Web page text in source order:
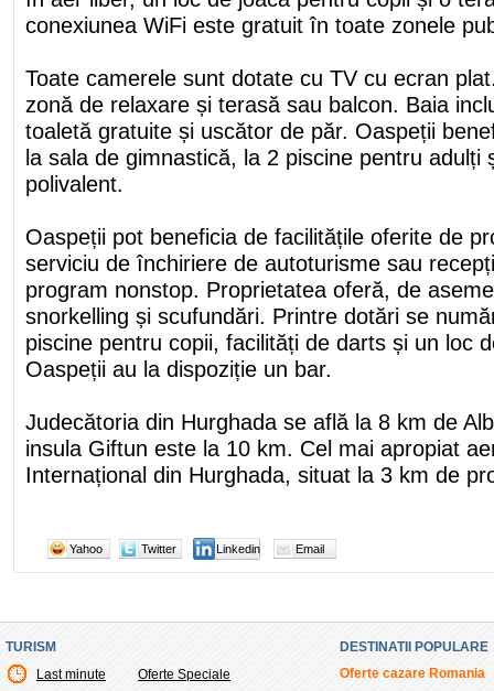
conexiunea WiFi este gratuit în toate zonele
Toate camerele sunt dotate cu TV cu ecran
zonă de relaxare și terasă sau balcon. Baia
toaletă gratuite și uscător de păr. Oaspeții
la sala de gimnastică, la 2 piscine pentru adulți
polivalent.
Oaspeții pot beneficia de facilitățile oferite de
serviciu de închiriere de autoturisme sau
program nonstop. Proprietatea oferă, de
snorkelling și scufundări. Printre dotări se
piscine pentru copii, facilități de darts și un loc
Oaspeții au la dispoziție un bar.
Judecătoria din Hurghada se află la 8 km de
insula Giftun este la 10 km. Cel mai apropiat
Internațional din Hurghada, situat la 3 km de
Yahoo Twitter Linkedin Email
TURISM
Last minute
Oferte Speciale
DESTINATII POPULARE
Oferte cazare Romania